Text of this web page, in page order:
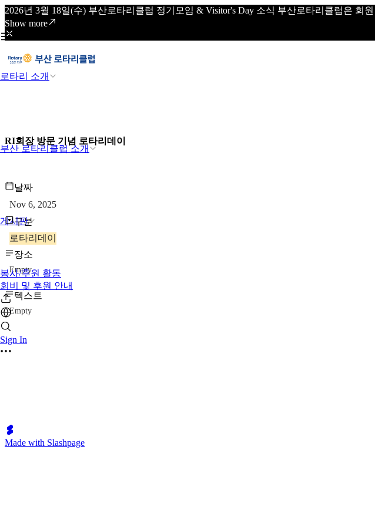
2026년 3월 18일(수) 부산로타리클럽 정기모임 & Visitor's Day 소식 부산로타리클럽은 회
Show more
로타리 소개
부산 로타리클럽 소개
게시판
봉사/후원 활동
회비 및 후원 안내
Sign In
RI회장 방문 기념 로타리데이
날짜
Nov 6, 2025
구분
로타리데이
장소
Empty
텍스트
Empty
Made with Slashpage